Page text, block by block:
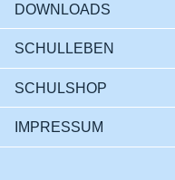
DOWNLOADS
SCHULLEBEN
SCHULSHOP
IMPRESSUM